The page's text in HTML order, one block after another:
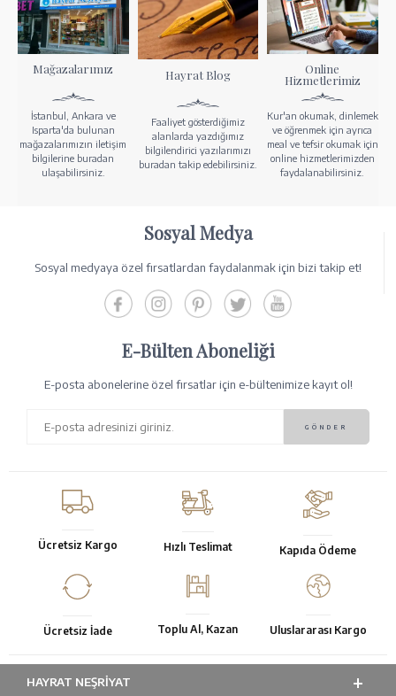
Mağazalarımız
İstanbul, Ankara ve
Isparta'da bulunan
mağazalarımızın iletişim
bilgilerine buradan
ulaşabilirsiniz.
Hayrat Blog
Faaliyet gösterdiğimiz
alanlarda yazdığımız
bilgilendirici yazılarımızı
buradan takip edebilirsiniz.
Online
Hizmetlerimiz
Kur'an okumak, dinlemek
ve öğrenmek için ayrıca
meal ve tefsir okumak için
online hizmetlerimizden
faydalanabilirsiniz.
Sosyal Medya
Sosyal medyaya özel fırsatlardan faydalanmak için bizi takip et!
E-Bülten Aboneliği
E-posta abonelerine özel fırsatlar için e-bültenimize kayıt ol!
Ücretsiz Kargo Hızlı Teslimat Kapıda Ödeme
Ücretsiz İade Toplu Al, Kazan Uluslararası Kargo
HAYRAT NEŞRIYAT